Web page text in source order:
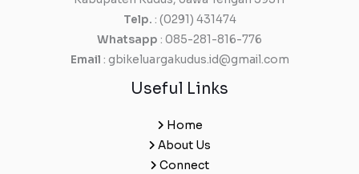
Telp. : (0291) 431474
Whatsapp : 085-281-816-776
Email : gbikeluargakudus.id@gmail.com
Useful Links
Home
About Us
Connect